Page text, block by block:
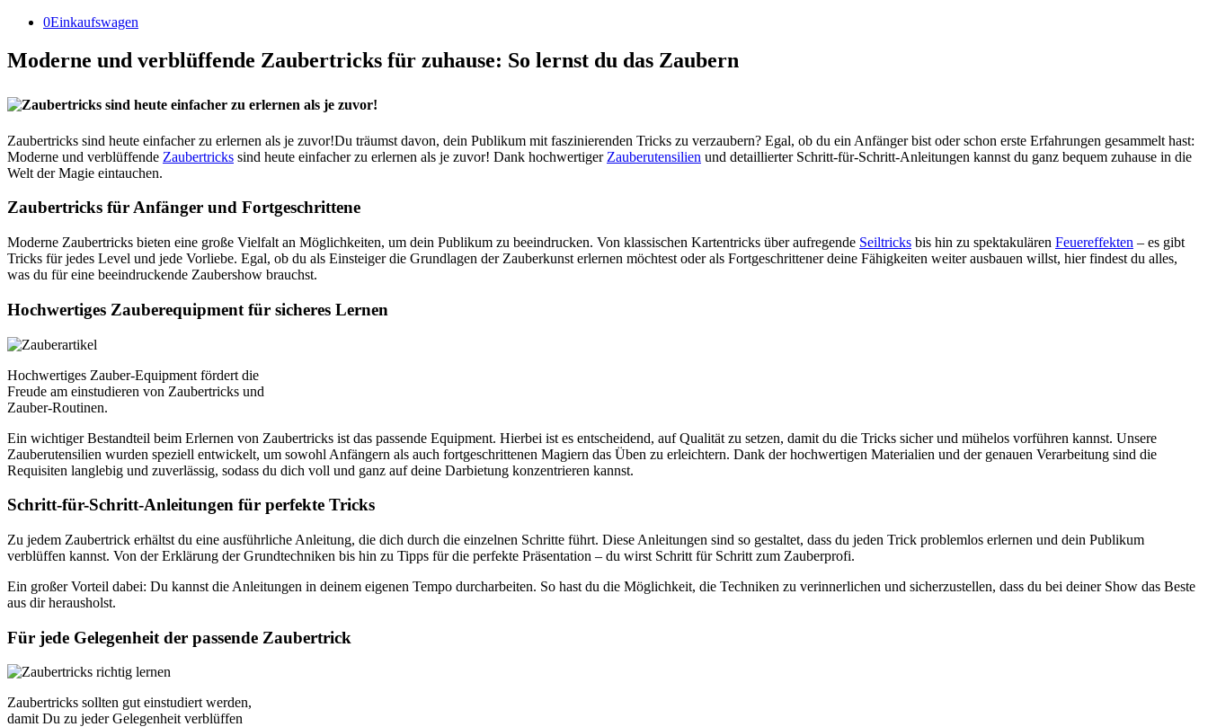
0Einkaufswagen
Moderne und verblüffende Zaubertricks für zuhause: So lernst du das Zaubern
Zaubertricks sind heute einfacher zu erlernen als je zuvor!Du träumst davon, dein Publikum mit faszinierenden Tricks zu verzaubern? Egal, ob du ein Anfänger bist oder schon erste Erfahrungen gesammelt hast:
Moderne und verblüffende Zaubertricks sind heute einfacher zu erlernen als je zuvor! Dank hochwertiger Zauberutensilien und detaillierter Schritt-für-Schritt-Anleitungen kannst du ganz bequem zuhause in die
Welt der Magie eintauchen.
Zaubertricks für Anfänger und Fortgeschrittene
Moderne Zaubertricks bieten eine große Vielfalt an Möglichkeiten, um dein Publikum zu beeindrucken. Von klassischen Kartentricks über aufregende Seiltricks bis hin zu spektakulären Feuereffekten – es gibt
Tricks für jedes Level und jede Vorliebe. Egal, ob du als Einsteiger die Grundlagen der Zauberkunst erlernen möchtest oder als Fortgeschrittener deine Fähigkeiten weiter ausbauen willst, hier findest du alles,
was du für eine beeindruckende Zaubershow brauchst.
Hochwertiges Zauberequipment für sicheres Lernen
Hochwertiges Zauber-Equipment fördert die
Freude am einstudieren von Zaubertricks und
Zauber-Routinen.
Ein wichtiger Bestandteil beim Erlernen von Zaubertricks ist das passende Equipment. Hierbei ist es entscheidend, auf Qualität zu setzen, damit du die Tricks sicher und mühelos vorführen kannst. Unsere
Zauberutensilien wurden speziell entwickelt, um sowohl Anfängern als auch fortgeschrittenen Magiern das Üben zu erleichtern. Dank der hochwertigen Materialien und der genauen Verarbeitung sind die
Requisiten langlebig und zuverlässig, sodass du dich voll und ganz auf deine Darbietung konzentrieren kannst.
Schritt-für-Schritt-Anleitungen für perfekte Tricks
Zu jedem Zaubertrick erhältst du eine ausführliche Anleitung, die dich durch die einzelnen Schritte führt. Diese Anleitungen sind so gestaltet, dass du jeden Trick problemlos erlernen und dein Publikum
verblüffen kannst. Von der Erklärung der Grundtechniken bis hin zu Tipps für die perfekte Präsentation – du wirst Schritt für Schritt zum Zauberprofi.
Ein großer Vorteil dabei: Du kannst die Anleitungen in deinem eigenen Tempo durcharbeiten. So hast du die Möglichkeit, die Techniken zu verinnerlichen und sicherzustellen, dass du bei deiner Show das Beste
aus dir herausholst.
Für jede Gelegenheit der passende Zaubertrick
Zaubertricks sollten gut einstudiert werden,
damit Du zu jeder Gelegenheit verblüffen